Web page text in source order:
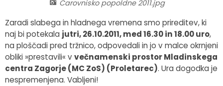
Carovnisko popoldne 2011.jpg
Zaradi slabega in hladnega vremena smo prireditev, ki
naj bi potekala jutri, 26.10.2011, med 16.30 in 18.00 uro,
na ploščadi pred tržnico, odpovedali in jo v malce okrnjeni
obliki »prestavili« vvečnamenski prostor Mladinskega
centra Zagorje (MC ZoS) (Proletarec). Ura dogodka je
nespremenjena. Vabljeni!